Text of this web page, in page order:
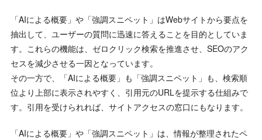
「AIによる概要」や「強調スニペット」はWebサイトから要点を
抽出して、ユーザーの質問に迅速に答えることを目的としていま
す。これらの機能は、ゼロクリック検索を推進させ、SEOのアク
セスを減少させる一因となっています。
その一方で、「AIによる概要」も「強調スニペット」も、検索順
位より上部に表示されやすく、引用元のURLを提示する仕組みで
す。引用を受けられれば、サイトアクセスの窓口にもなります。
「AIによる概要」や「強調スニペット」は、情報が整理されたペ